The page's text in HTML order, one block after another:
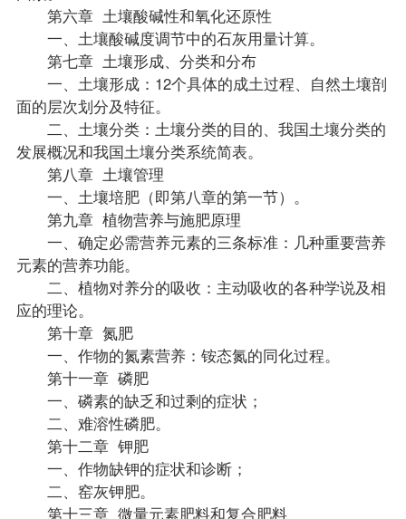
第六章 土壤酸碱性和氧化还原性
一、土壤酸碱度调节中的石灰用量计算。
第七章 土壤形成、分类和分布
一、土壤形成：12个具体的成土过程、自然土壤剖
面的层次划分及特征。
二、土壤分类：土壤分类的目的、我国土壤分类的
发展概况和我国土壤分类系统简表。
第八章 土壤管理
一、土壤培肥（即第八章的第一节）。
第九章 植物营养与施肥原理
一、确定必需营养元素的三条标准：几种重要营养
元素的营养功能。
二、植物对养分的吸收：主动吸收的各种学说及相
应的理论。
第十章 氮肥
一、作物的氮素营养：铵态氮的同化过程。
第十一章 磷肥
一、磷素的缺乏和过剩的症状；
二、难溶性磷肥。
第十二章 钾肥
一、作物缺钾的症状和诊断；
二、窑灰钾肥。
第十三章 微量元素肥料和复合肥料